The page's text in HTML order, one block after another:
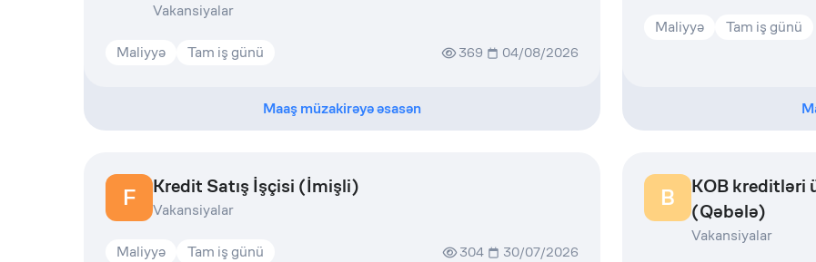
Vakansiyalar
Maliyyə Tam iş günü 369 04/08/2026
Maaş müzakirəyə əsasən
Maliyyə Tam iş günü
F Kredit Satış İşçisi (İmişli)
Vakansiyalar
Maliyyə Tam iş günü 304 30/07/2026
B
KOB kreditləri
(Qəbələ)
Vakansiyalar